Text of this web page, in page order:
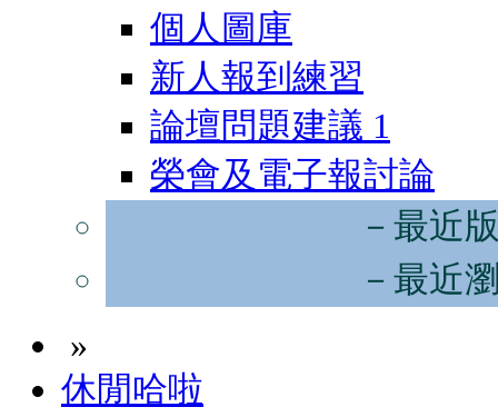
個人圖庫
新人報到練習
論壇問題建議 1
榮會及電子報討論
－最近
－最近
»
休閒哈啦